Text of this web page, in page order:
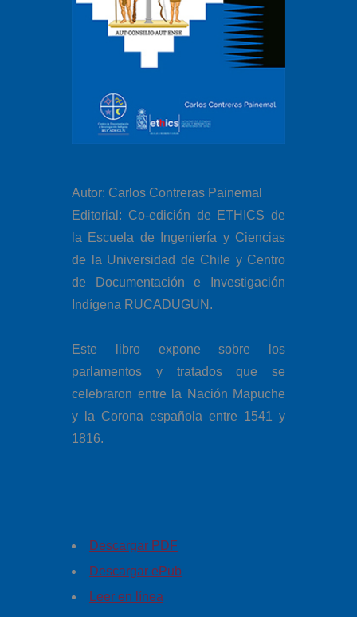
Autor: Carlos Contreras Painemal
Editorial: Co-edición de ETHICS de
la Escuela de Ingeniería y Ciencias
de la Universidad de Chile y Centro
de Documentación e Investigación
Indígena RUCADUGUN.
Este libro expone sobre los
parlamentos y tratados que se
celebraron entre la Nación Mapuche
y la Corona española entre 1541 y
1816.
Descargar PDF
Descargar ePub
Leer en línea